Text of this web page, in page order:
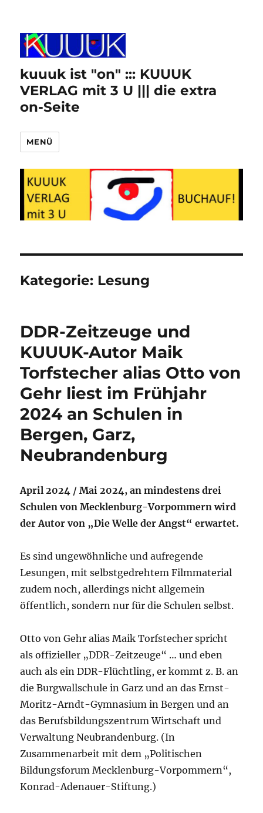
kuuuk ist "on" ::: KUUUK
VERLAG mit 3 U ||| die extra
on-Seite
MENÜ
Kategorie: Lesung
DDR-Zeitzeuge und
KUUUK-Autor Maik
Torfstecher alias Otto von
Gehr liest im Frühjahr
2024 an Schulen in
Bergen, Garz,
Neubrandenburg
April 2024 / Mai 2024, an mindestens drei
Schulen von Mecklenburg-Vorpommern wird
der Autor von „Die Welle der Angst“ erwartet.
Es sind ungewöhnliche und aufregende
Lesungen, mit selbstgedrehtem Filmmaterial
zudem noch, allerdings nicht allgemein
öffentlich, sondern nur für die Schulen selbst.
Otto von Gehr alias Maik Torfstecher spricht
als offizieller „DDR-Zeitzeuge“ … und eben
auch als ein DDR-Flüchtling, er kommt z. B. an
die Burgwallschule in Garz und an das Ernst-
Moritz-Arndt-Gymnasium in Bergen und an
das Berufsbildungszentrum Wirtschaft und
Verwaltung Neubrandenburg. (In
Zusammenarbeit mit dem „Politischen
Bildungsforum Mecklenburg-Vorpommern“,
Konrad-Adenauer-Stiftung.)